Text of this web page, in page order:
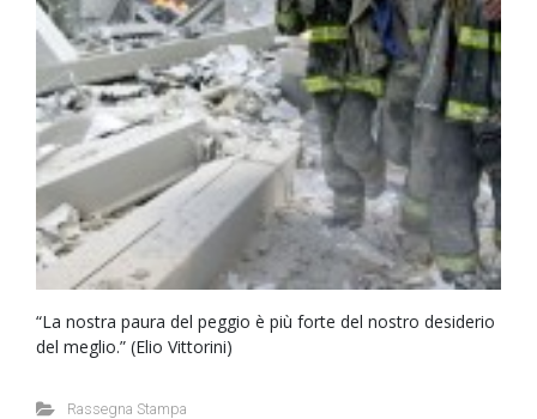
“La nostra paura del peggio è più forte del nostro desiderio
del meglio.” (Elio Vittorini)
Rassegna Stampa